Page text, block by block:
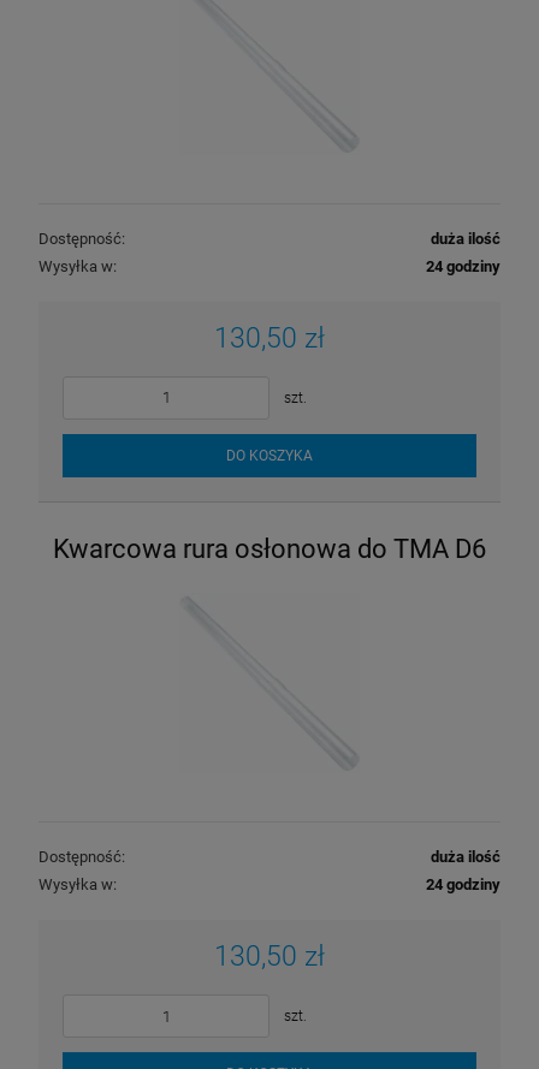
Dostępność:
duża ilość
Wysyłka w:
24 godziny
130,50 zł
szt.
DO KOSZYKA
Kwarcowa rura osłonowa do TMA D6
Dostępność:
duża ilość
Wysyłka w:
24 godziny
130,50 zł
szt.